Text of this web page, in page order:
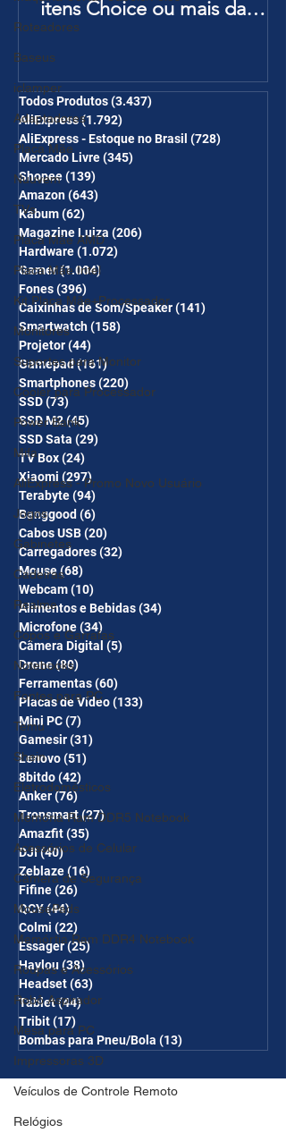
Roteadores
Baseus
iclamper
Adaptadores
Placa Mãe
Nuuvem
TVs
Placa Mãe AMD
Placa Mãe Intel
Kit Placa Mãe+Processador
Monitores
Suportes para Monitor
Cooler para Processador
Power Bank
Mifa
AliExpress - Promo Novo Usuário
Jogos
Gabinetes
Cadeiras
Realme
Copos e Garrafas
Notebooks
Fontes para PC
Temu
Shein
Eletrodomésticos
Memória Ram DDR5 Notebook
Acessórios de Celular
Câmera de Segurança
MousePads
Memórtia Ram DDR4 Notebook
Roupas e Acessórios
Robô Aspirador
Mesa para PC
Impressoras 3D
Veículos de Controle Remoto
Relógios
itens Choice ou mais da
Página de Promoções e
Ganhe Frete Grátis(R$10 de
desc em 6 itens/R$25 de
desc em 10 itens) OS
CUPONS SÃO VÁLIDOS NO
COMBO
Todos Produtos(3.437)
AliExpress(1.792)
AliExpress - Estoque no Brasil (728)
Mercado Livre(345)
Shopee(139)
Amazon(643)
Kabum(62)
Magazine Luiza (206)
Hardware(1.072)
Gamer(1.004)
Fones(396)
Caixinhas de Som/Speaker(141)
Smartwatch(158)
Projetor(44)
Gamepad(161)161 posts
Smartphones(220)
SSD(73)
SSD M2(45)
SSD Sata (29)
TV Box(24)
Xiaomi (297) 297 posts
Terabyte(94)
Banggood (6)
Cabos USB(20)
Carregadores(32)
Mouse(68)
Webcam(10)
Alimentos e Bebidas(34)
Microfone(34)
Câmera Digital (5)
Drone(80)
Ferramentas(60)
Placas de Vídeo(133)
Mini PC(7)
Gamesir(31)
Lenovo(51)
8bitdo(42)
Anker(76)76 posts
Tronsmart(27)27 posts
Amazfit(35)
DJI(40)40 posts
Zeblaze(16)
Fifine(26) 26 posts
QCY(44)44 posts
Colmi (22)
Essager(25)25 posts
Haylou(38)38 posts
Headset(63)
Tablet(44)44 posts
Tribit(17)
Bombas para Pneu/Bola (13)